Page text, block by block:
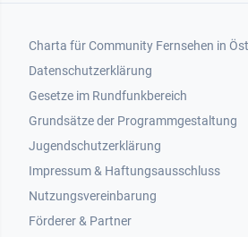
Footer 1
Charta für Community Fernsehen in
Datenschutzerklärung
Gesetze im Rundfunkbereich
Grundsätze der Programmgestaltung
Jugendschutzerklärung
Impressum & Haftungsausschluss
Nutzungsvereinbarung
Footer 2
Förderer & Partner